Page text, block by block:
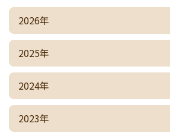
2026年
2025年
2024年
2023年